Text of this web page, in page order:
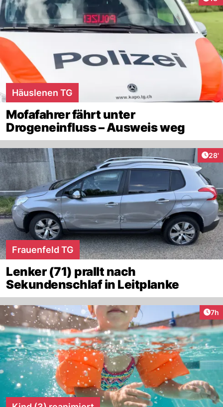
Häuslenen TG
Mofafahrer fährt unter
Drogeneinfluss – Ausweis weg
28'
Frauenfeld TG
Lenker (71) prallt nach
Sekundenschlaf in Leitplanke
7h